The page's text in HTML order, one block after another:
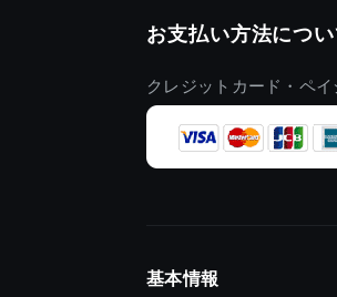
お支払い方法につい
クレジットカード・ペ
基本情報